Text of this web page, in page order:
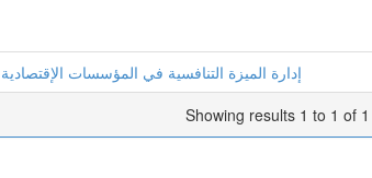
إدارة الميزة التنافسية في المؤسسات
Showing results 1 to 1 of 1